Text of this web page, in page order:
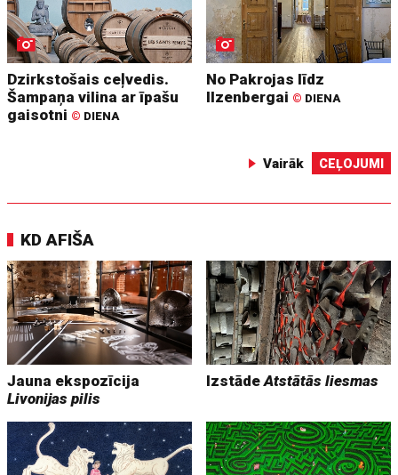
Dzirkstošais ceļvedis.
Šampaņa vilina ar īpašu
gaisotni © DIENA
No Pakrojas līdz
Ilzenbergai © DIENA
Vairāk CEĻOJUMI
KD AFIŠA
Jauna ekspozīcija
Livonijas pilis
IzstādeAtstātās liesmas